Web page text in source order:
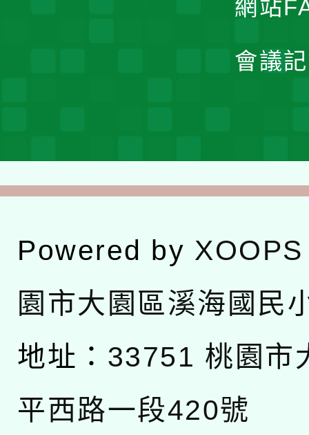
網站
會議
Powered by XOOPS
園市大園區溪海國民
地址： 33751 桃園市
平西路一段420號